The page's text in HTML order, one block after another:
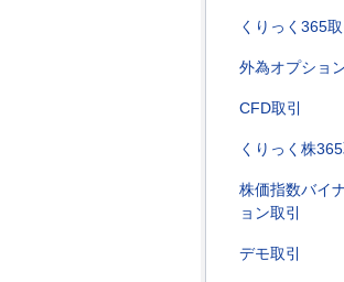
くりっく365取
外為オプショ
CFD取引
くりっく株365
株価指数バイ
ョン取引
デモ取引